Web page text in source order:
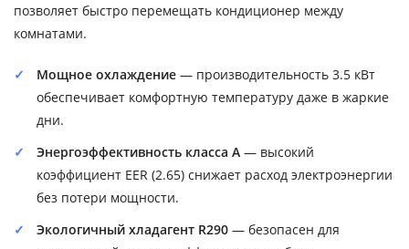
позволяет быстро перемещать кондиционер между
комнатами.
Мощное охлаждение — производительность 3.5 кВт
обеспечивает комфортную температуру даже в жаркие
дни.
Энергоэффективность класса A — высокий
коэффициент EER (2.65) снижает расход электроэнергии
без потери мощности.
Экологичный хладагент R290 — безопасен для